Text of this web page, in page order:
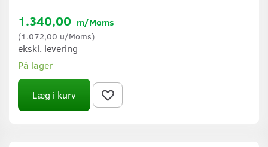
1.340,00 m/Moms
(1.072,00 u/Moms)
ekskl. levering
På lager
Læg i kurv